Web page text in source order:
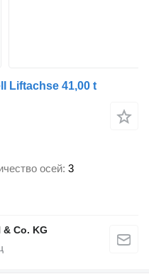
Liftachse 41,00 t
осей 3
Co. KG